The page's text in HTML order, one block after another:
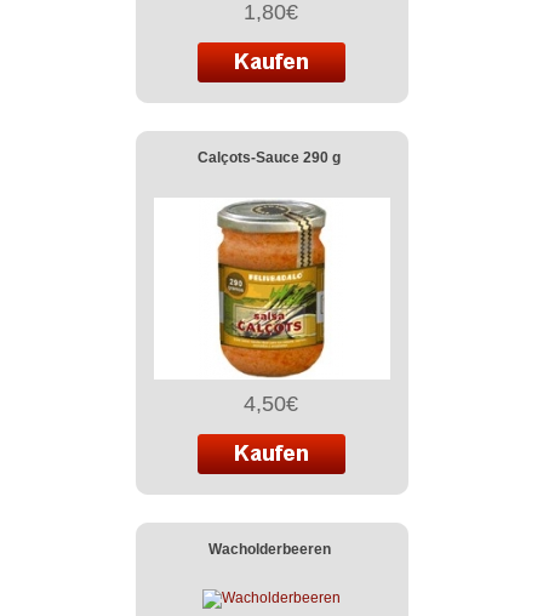
1,80€
Calçots-Sauce 290 g
4,50€
Wacholderbeeren